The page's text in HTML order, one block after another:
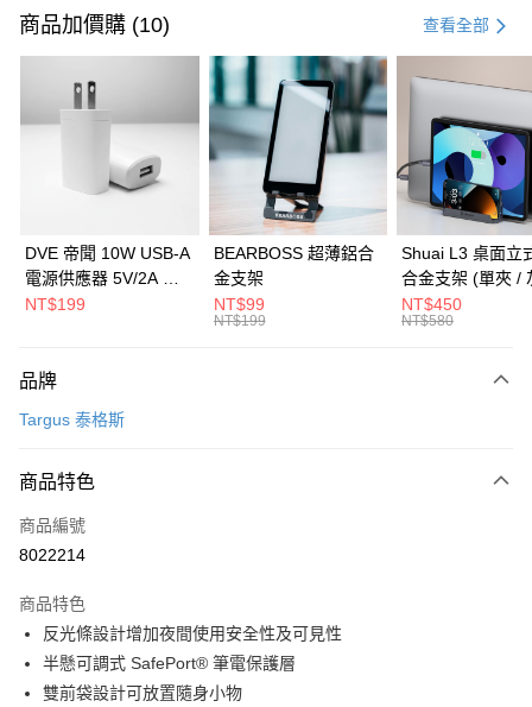
信用卡一次付款
3 期 0 利率 每期 NT$816
第一商業銀行
華南商業銀行
彰化商業銀行
上海商業儲蓄銀行
台北富邦商業銀行
兆豐國際商業銀行
臺灣中小企業銀行
台中商業銀行
匯豐（台灣）商業銀行
華泰商業銀行
聯邦商業銀行
元大商業銀行
台灣樂天信用卡公司
NT$408 21家銀行
合作金庫商業銀行
第一商業銀行
彰化商業銀行
台北富邦商業銀行
國泰世華商業銀行
兆豐國際商業銀行
臺灣中小企業銀行
匯豐（台灣）商業銀行
玉山商業銀行
台灣樂天信用卡公司
街口支付
悠遊付
相關說明
1.本服務由台灣大哥大提供，台灣大哥大用戶可立即使用無須另外申請。
2.付款方式選擇「大哥付你分期」，訂單成立後會自動跳轉到大哥付的交易
3.實際核准額度、可分期數及費用金額請依後續交易確認頁面所載為準。
4.訂單成立30分鐘內，如未前往確認交易或遇審核未通過，訂單將自動取
消。如遇「轉專審核」未通過狀況，表示未達大哥付你分期系統評分，恕無
法說明評估內容。
【繳款方式說明】
ATM付款
貨到付款
運送方式
宅配物流
每筆NT$80，滿NT$490(含以上)免運費
商品加價購 (10) 查看全部
DVE 帝聞 10W USB-A
電源供應器 5V/2A 充
電頭 (適用閱讀器、小
NT$199
BEARBOSS 超薄鋁合
金支架
NT$99
NT$199
Shuai L3 桌面立
合金支架 (單夾 /
NT$450
NT$580
品牌
Targus 泰格斯
商品特色
商品編號
8022214
商品特色
反光條設計增加夜間使用安全性及可見性
半懸可調式 SafePort® 筆電保護層
雙前袋設計可放置隨身小物